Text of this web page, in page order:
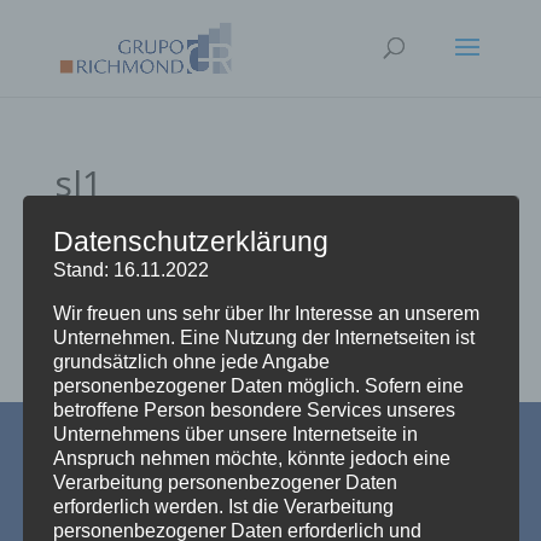
sl1
Kontakt| Impressum|Datenschutz
Datenschutzerklärung
Stand: 16.11.2022
Wir freuen uns sehr über Ihr Interesse an unserem
Unternehmen. Eine Nutzung der Internetseiten ist
grundsätzlich ohne jede Angabe
personenbezogener Daten möglich. Sofern eine
betroffene Person besondere Services unseres
Unternehmens über unsere Internetseite in
Anspruch nehmen möchte, könnte jedoch eine
Verarbeitung personenbezogener Daten
erforderlich werden. Ist die Verarbeitung
personenbezogener Daten erforderlich und